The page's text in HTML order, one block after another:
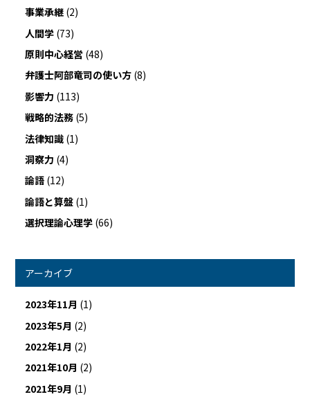
事業承継 (2)
人間学 (73)
原則中心経営 (48)
弁護士阿部竜司の使い方 (8)
影響力 (113)
戦略的法務 (5)
法律知識 (1)
洞察力 (4)
論語 (12)
論語と算盤 (1)
選択理論心理学 (66)
アーカイブ
2023年11月 (1)
2023年5月 (2)
2022年1月 (2)
2021年10月 (2)
2021年9月 (1)